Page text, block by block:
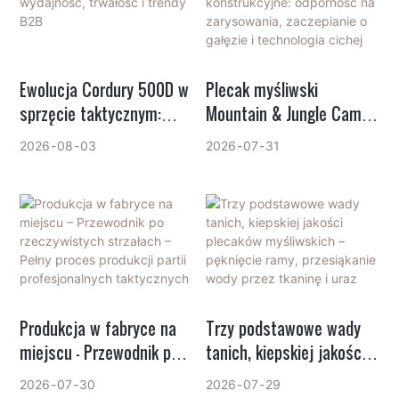
jak producenci, tacy jak
GAF Outdoor, łączą
przepisami dotyczącymi
ochrony środowiska.
Ewolucja Cordury 500D w
sprzęcie taktycznym:
wydajność, trwałość i
2026 08 03
Plecak myśliwski
Mountain & Jungle Camo –
cechy konstrukcyjne:
o gałęzie i technologia
cichej pracy
2026 07 31
Produkcja w fabryce na
miejscu – Przewodnik po
rzeczywistych strzałach –
2026 07 30
Trzy podstawowe wady
tanich, kiepskiej jakości
plecaków myśliwskich –
2026 07 29